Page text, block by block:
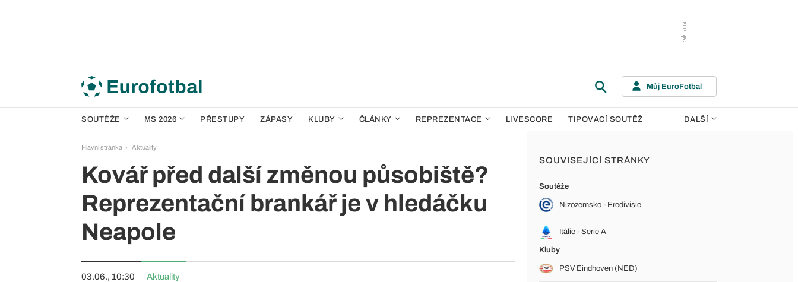
Můj EuroFotbal
SOUTĚŽE MS 2026 PŘESTUPY ZÁPASY KLUBY ČLÁNKY REPREZENTACE LIVESCORE TIPOVACÍ SOUTĚŽ DALŠÍ
Hlavní stránka Aktuality
Kovář před další změnou působiště?
Reprezentační brankář je v hledáčku
Neapole
03.06., 10:30 Aktuality
SOUVISEJÍCÍ STRÁNKY
Soutěže
Nizozemsko - Eredivisie
Itálie - Serie A
Kluby
PSV Eindhoven (NED)